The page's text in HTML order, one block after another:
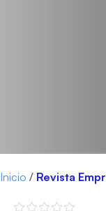
Inicio / Revista